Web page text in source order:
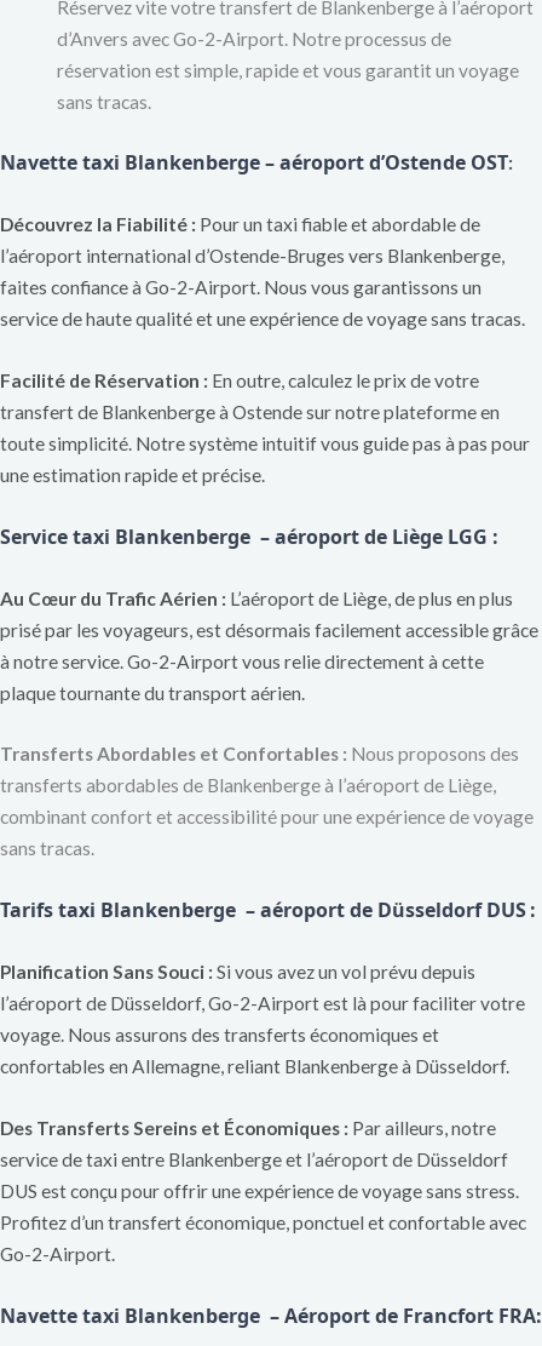
Réservez vite votre transfert de Blankenberge à l’aéroport
d’Anvers avec Go-2-Airport. Notre processus de
réservation est simple, rapide et vous garantit un voyage
sans tracas.
Navette taxi Blankenberge – aéroport d’Ostende OST:
Découvrez la Fiabilité : Pour un taxi fiable et abordable de
l’aéroport international d’Ostende-Bruges vers Blankenberge,
faites confiance à Go-2-Airport. Nous vous garantissons un
service de haute qualité et une expérience de voyage sans tracas.
Facilité de Réservation : En outre, calculez le prix de votre
transfert de Blankenberge à Ostende sur notre plateforme en
toute simplicité. Notre système intuitif vous guide pas à pas pour
une estimation rapide et précise.
Service taxi Blankenberge – aéroport de Liège LGG :
Au Cœur du Trafic Aérien : L’aéroport de Liège, de plus en plus
prisé par les voyageurs, est désormais facilement accessible grâce
à notre service. Go-2-Airport vous relie directement à cette
plaque tournante du transport aérien.
Transferts Abordables et Confortables : Nous proposons des
transferts abordables de Blankenberge à l’aéroport de Liège,
combinant confort et accessibilité pour une expérience de voyage
sans tracas.
Tarifs taxi Blankenberge – aéroport de Düsseldorf DUS:
Planification Sans Souci : Si vous avez un vol prévu depuis
l’aéroport de Düsseldorf, Go-2-Airport est là pour faciliter votre
voyage. Nous assurons des transferts économiques et
confortables en Allemagne, reliant Blankenberge à Düsseldorf.
Des Transferts Sereins et Économiques : Par ailleurs, notre
service de taxi entre Blankenberge et l’aéroport de Düsseldorf
DUS est conçu pour offrir une expérience de voyage sans stress.
Profitez d’un transfert économique, ponctuel et confortable avec
Go-2-Airport.
Navette taxi Blankenberge – Aéroport de Francfort FRA: